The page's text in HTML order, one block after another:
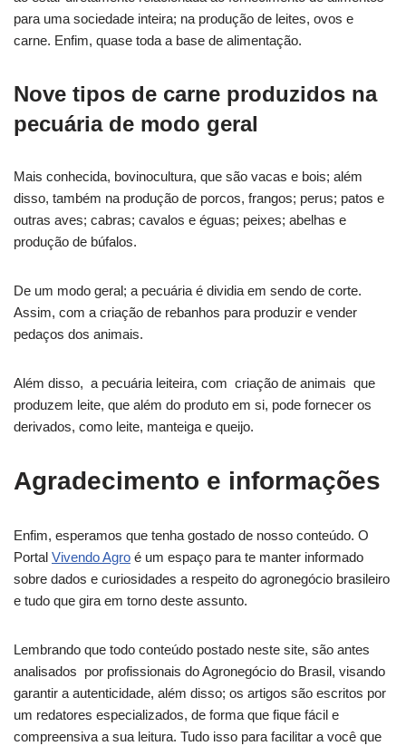
para uma sociedade inteira; na produção de leites, ovos e
carne. Enfim, quase toda a base de alimentação.
Nove tipos de carne produzidos na
pecuária de modo geral
Mais conhecida, bovinocultura, que são vacas e bois; além
disso, também na produção de porcos, frangos; perus; patos e
outras aves; cabras; cavalos e éguas; peixes; abelhas e
produção de búfalos.
De um modo geral; a pecuária é dividia em sendo de corte.
Assim, com a criação de rebanhos para produzir e vender
pedaços dos animais.
Além disso, a pecuária leiteira, com criação de animais que
produzem leite, que além do produto em si, pode fornecer os
derivados, como leite, manteiga e queijo.
Agradecimento e informações
Enfim, esperamos que tenha gostado de nosso conteúdo. O
Portal Vivendo Agro é um espaço para te manter informado
sobre dados e curiosidades a respeito do agronegócio brasileiro
e tudo que gira em torno deste assunto.
Lembrando que todo conteúdo postado neste site, são antes
analisados por profissionais do Agronegócio do Brasil, visando
garantir a autenticidade, além disso; os artigos são escritos por
um redatores especializados, de forma que fique fácil e
compreensiva a sua leitura. Tudo isso para facilitar a você que